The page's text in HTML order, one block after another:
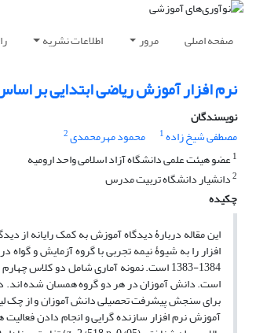
صفحه اصلی مرور اطلاعات نشریه
نرم افزار آموزش ریاضی ابتدایی بر
نویسندگان
مصطفی شیخ زاده1 محمود مهرمحمدی2
1عضو هیئت علمی دانشگاه آزاد اسلامی واحد ارومیه
2دانشیار دانشگاه تربیت مدرس
چکیده
این مقاله دربارۀ دیدگاه آموزش به کمک رایانه از
افزار را به شیوۀ نیمه تجربی با گروه آزمایش و
است. دانش آموزان در هر دو گروه همسان شده اند.